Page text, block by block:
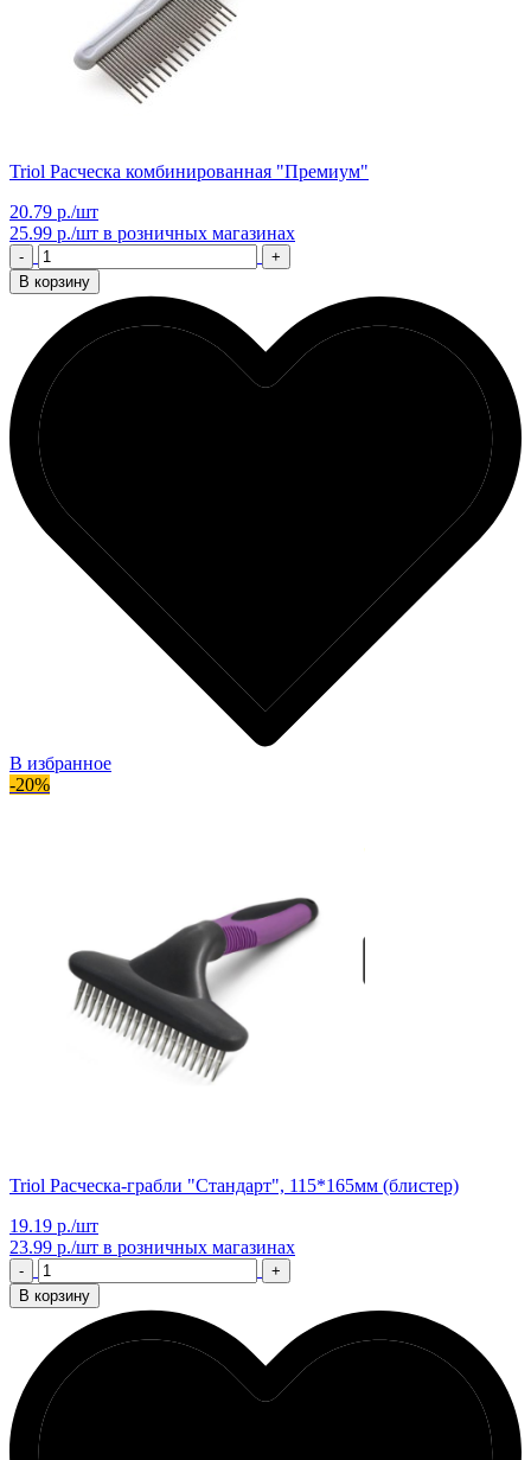
Triol Расческа комбинированная "Премиум"
20.79 р./шт
25.99 р./шт в розничных магазинах
-
+
В корзину
В избранное
-20%
Triol Расческа-грабли "Стандарт", 115*165мм (блистер)
19.19 р./шт
23.99 р./шт в розничных магазинах
-
+
В корзину